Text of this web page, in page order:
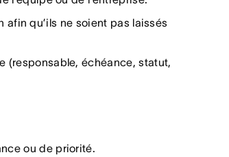
afin qu’ils ne soient pas laissés
(responsable, échéance, statut,
ou de priorité.